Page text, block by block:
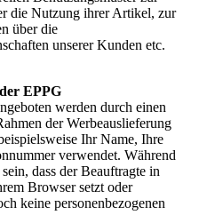
die Nutzung ihrer Artikel, zur
über die
unserer Kunden etc.
EPPG
werden durch einen
der Werbeauslieferung
Ihr Name, Ihre
verwendet. Während
dass der Beauftragte in
Browser setzt oder
keine personenbezogenen